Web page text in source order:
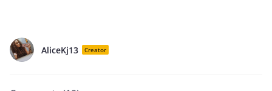
AliceKj13 Creator